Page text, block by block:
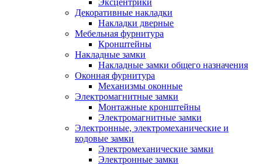
Эксцентрики
Декоративные накладки
Накладки дверные
Мебельная фурнитура
Кронштейны
Накладные замки
Накладные замки общего назначения
Оконная фурнитура
Механизмы оконные
Электромагнитные замки
Монтажные кронштейны
Электромагнитные замки
Электронные, электромеханические и
кодовые замки
Электромеханические замки
Электронные замки